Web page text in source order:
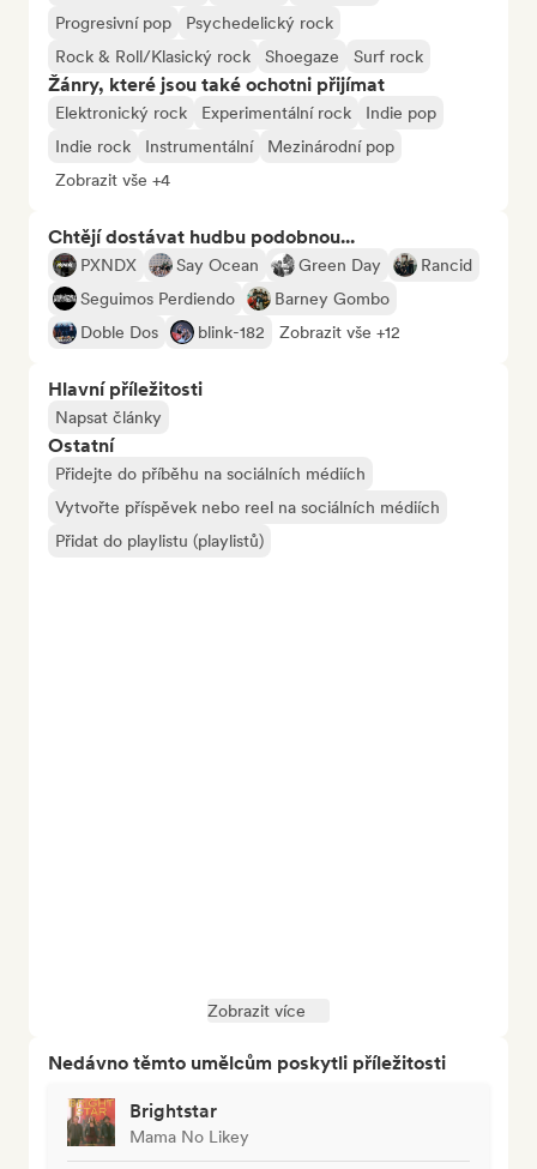
Progresivní pop
Psychedelický rock
Rock & Roll/Klasický rock
Shoegaze Surf rock
Žánry, které jsou také ochotni přijímat
Elektronický rock Experimentální rock
Indie pop
Indie rock
Instrumentální
Mezinárodní pop
Zobrazit vše +4
Chtějí dostávat hudbu podobnou...
PXNDX Say Ocean Green Day
Rancid
Seguimos Perdiendo
Barney Gombo
Doble Dos
blink-182 Zobrazit vše +12
Hlavní příležitosti
Napsat články
Ostatní
Přidejte do příběhu na sociálních médiích
Vytvořte příspěvek nebo reel na sociálních médiích
Přidat do playlistu (playlistů)
Zobrazit více
Nedávno těmto umělcům poskytli příležitosti
Brightstar
Mama No Likey